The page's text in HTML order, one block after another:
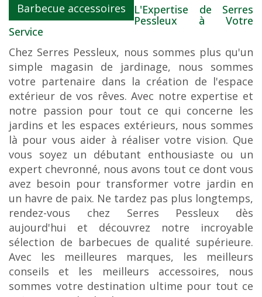
Barbecue accessoires
L'Expertise de Serres
Pessleux à Votre
Service
Chez Serres Pessleux, nous sommes plus qu'un
simple magasin de jardinage, nous sommes
votre partenaire dans la création de l'espace
extérieur de vos rêves. Avec notre expertise et
notre passion pour tout ce qui concerne les
jardins et les espaces extérieurs, nous sommes
là pour vous aider à réaliser votre vision. Que
vous soyez un débutant enthousiaste ou un
expert chevronné, nous avons tout ce dont vous
avez besoin pour transformer votre jardin en
un havre de paix. Ne tardez pas plus longtemps,
rendez-vous chez Serres Pessleux dès
aujourd'hui et découvrez notre incroyable
sélection de barbecues de qualité supérieure.
Avec les meilleures marques, les meilleurs
conseils et les meilleurs accessoires, nous
sommes votre destination ultime pour tout ce